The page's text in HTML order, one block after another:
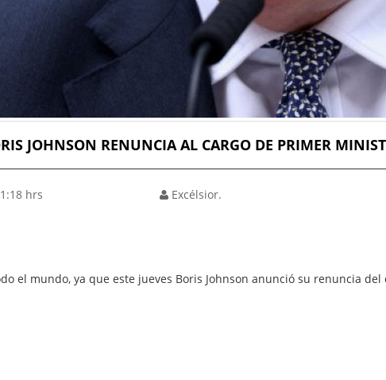
JOHNSON RENUNCIA AL CARGO DE PRIMER
hrs Excélsior.
el mundo, ya que este jueves Boris Johnson anunció su renuncia